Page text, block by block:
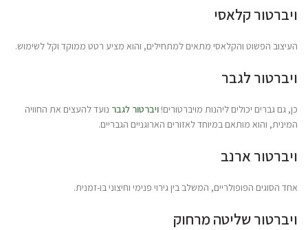
ויברטור קלאסי
העיצוב הפשוט והקלאסי מתאים למתחילים, והוא מציע רטט ממוקד וקל לשימוש.
ויברטור לגבר
כן, גם גברים יכולים ליהנות מויברטורים! ויברטור לגבר נועד להעצים את החוויה
המינית, והוא מותאם במיוחד לאזורים הארוגניים הגבריים.
ויברטור ארנב
אחד הסוגים הפופולריים, המשלב בין גירוי פנימי וחיצוני בו-זמנית.
ויברטור שליטה מרחוק